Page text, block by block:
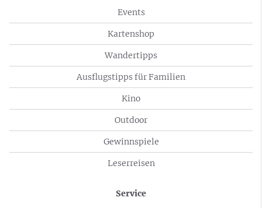
Events
Kartenshop
Wandertipps
Ausflugstipps für Familien
Kino
Outdoor
Gewinnspiele
Leserreisen
Service